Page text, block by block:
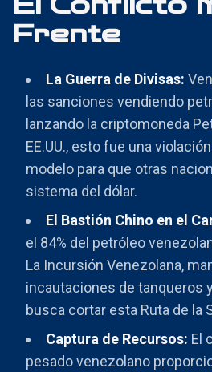
Frente
La Guerra de Divisas:
las sanciones vendiendo
lanzando la criptomoneda
EE.UU., esto fue una
modelo para que otras
sistema del dólar.
El Bastión Chino en el
el 84% del petróleo
La Incursión Venezolana,
incautaciones de tanqueros
busca cortar esta Ruta de la
Captura de Recursos: El
pesado venezolano